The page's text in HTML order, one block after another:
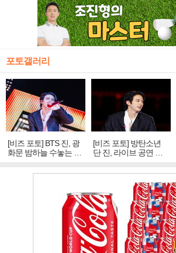
포토갤러리
[비즈 포토] BTS 진, 광
화문 밤하늘 수놓는 '비
주얼 킹'의 열창
[비즈 포토] 방탄소년
단 진, 라이브 공연 중
빛나는 독보적 아우라